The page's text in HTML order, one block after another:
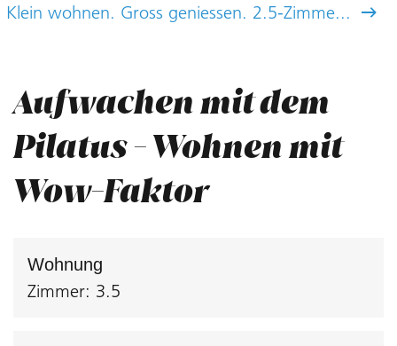
Klein wohnen. Gross geniessen. 2.5-Zimme...
Aufwachen mit dem
Pilatus - Wohnen mit
Wow-Faktor
Wohnung
Zimmer: 3.5